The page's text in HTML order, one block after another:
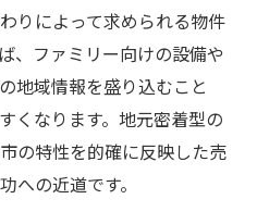
りによって求められる物件
、ファミリー向けの設備や
地域情報を盛り込むこと
くなります。地元密着型の
の特性を的確に反映した売
への近道です。